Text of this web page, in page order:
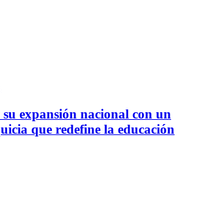
expansión nacional con un
que redefine la educación